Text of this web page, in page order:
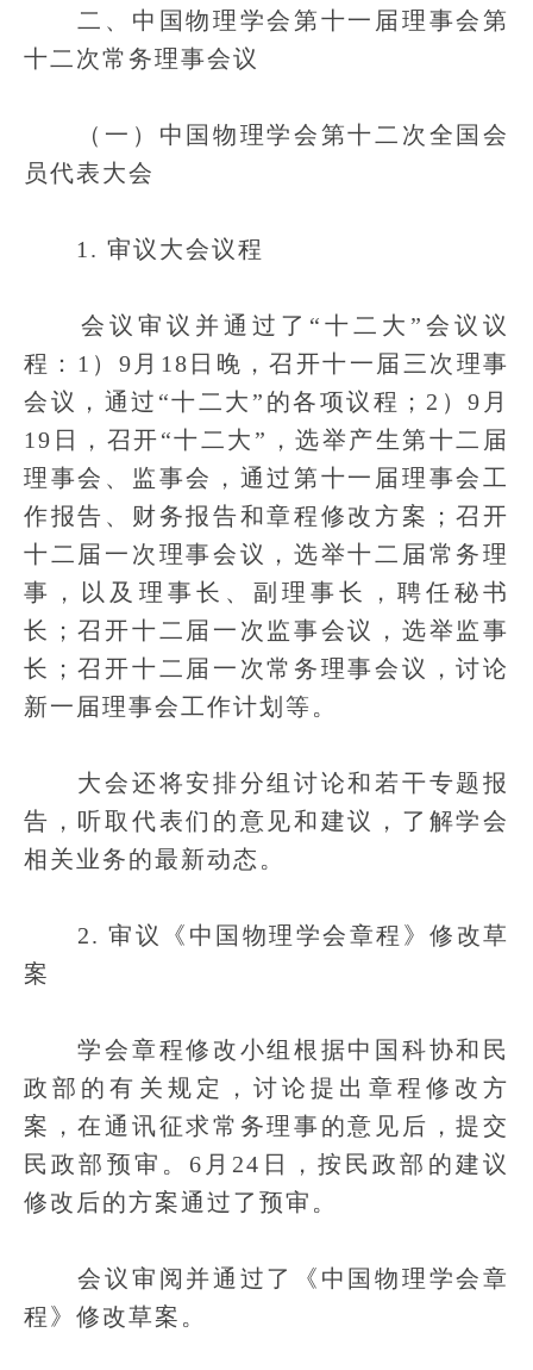
二、中国物理学会第十一届理事会第
十二次常务理事会议
（一）中国物理学会第十二次全国会
员代表大会
1. 审议大会议程
会议审议并通过了“十二大”会议议
程：1）9月18日晚，召开十一届三次理事
会议，通过“十二大”的各项议程；2）9月
19日，召开“十二大”，选举产生第十二届
理事会、监事会，通过第十一届理事会工
作报告、财务报告和章程修改方案；召开
十二届一次理事会议，选举十二届常务理
事，以及理事长、副理事长，聘任秘书
长；召开十二届一次监事会议，选举监事
长；召开十二届一次常务理事会议，讨论
新一届理事会工作计划等。
大会还将安排分组讨论和若干专题报
告，听取代表们的意见和建议，了解学会
相关业务的最新动态。
2. 审议《中国物理学会章程》修改草
案
学会章程修改小组根据中国科协和民
政部的有关规定，讨论提出章程修改方
案，在通讯征求常务理事的意见后，提交
民政部预审。6月24日，按民政部的建议
修改后的方案通过了预审。
会议审阅并通过了《中国物理学会章
程》修改草案。